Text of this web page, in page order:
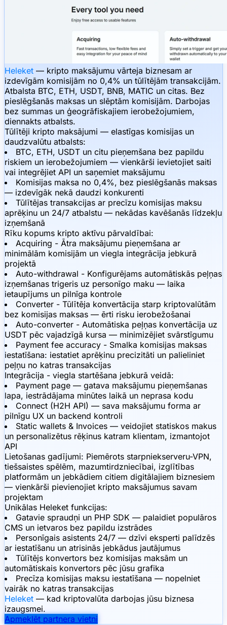
Heleket — kripto maksājumu vārteja biznesam ar
izdevīgām komisijām no 0,4% un tūlītējām transakcijām.
Atbalsta BTC, ETH, USDT, BNB, MATIC un citas. Bez
pieslēgšanās maksas un slēptām komisijām. Darbojas
bez summas un ģeogrāfiskajiem ierobežojumiem,
diennakts atbalsts.
Tūlītēji kripto maksājumi — elastīgas komisijas un
daudzvalūtu atbalsts:
BTC, ETH, USDT un citu pieņemšana bez papildu
riskiem un ierobežojumiem — vienkārši ievietojiet saiti
vai integrējiet API un saņemiet maksājumu
Komisijas maksa no 0,4%, bez pieslēgšanās maksas
— izdevīgāk nekā daudzi konkurenti
Tūlītējas transakcijas ar precīzu komisijas maksu
aprēķinu un 24/7 atbalstu — nekādas kavēšanās līdzekļu
izņemšanā
Rīku kopums kripto aktīvu pārvaldībai:
Acquiring - Ātra maksājumu pieņemšana ar
minimālām komisijām un viegla integrācija jebkurā
projektā
Auto-withdrawal - Konfigurējams automātiskās peļņas
izņemšanas trigeris uz personīgo maku — laika
ietaupījums un pilnīga kontrole
Converter - Tūlītēja konvertācija starp kriptovalūtām
bez komisijas maksas — ērti risku ierobežošanai
Auto-converter - Automātiska peļņas konvertācija uz
USDT pēc vajadzīgā kursa — minimizējiet svārstīgumu
Payment fee accuracy - Smalka komisijas maksas
iestatīšana: iestatiet aprēķinu precizitāti un palieliniet
peļņu no katras transakcijas
Integrācija - viegla startēšana jebkurā veidā:
Payment page — gatava maksājumu pieņemšanas
lapa, iestrādājama minūtes laikā un neprasa kodu
Connect (H2H API) — sava maksājumu forma ar
pilnīgu UX un backend kontroli
Static wallets & Invoices — veidojiet statiskos makus
un personalizētus rēķinus katram klientam, izmantojot
API
Lietošanas gadījumi: Piemērots starpniekserveru-VPN,
tiešsaistes spēlēm, mazumtirdzniecībai, izglītības
platformām un jebkādiem citiem digitālajiem biznesiem
— vienkārši pievienojiet kripto maksājumus savam
projektam
Unikālas Heleket funkcijas:
Gatavie spraudņi un PHP SDK — palaidiet populāros
CMS un ietvaros bez papildu izstrādes
Personīgais asistents 24/7 — dzīvi eksperti palīdzēs
ar iestatīšanu un atrisinās jebkādus jautājumus
Tūlītējs konvertors bez komisijas maksām un
automātiskais konvertors pēc jūsu grafika
Precīza komisijas maksu iestatīšana — nopelniet
vairāk no katras transakcijas
Heleket — kad kriptovalūta darbojas jūsu biznesa
izaugsmei.
Apmeklēt partnera vietni